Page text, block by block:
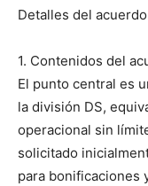
Detalles del
1. Contenidos del
El punto central es
la división DS,
operacional sin
solicitado
para bonificaciones